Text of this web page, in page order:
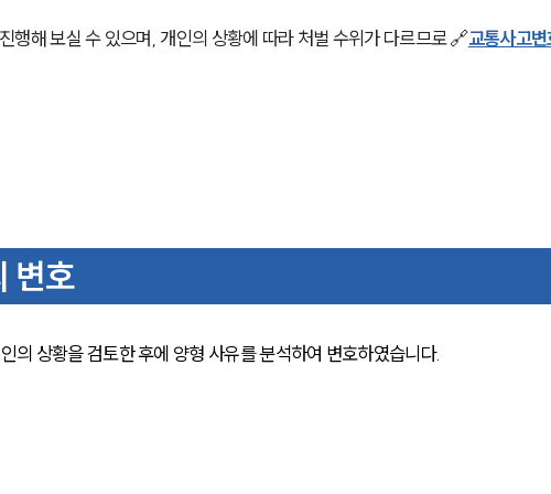
행해 보실 수 있으며, 개인의 상황에 따라 처벌 수위가 다르므로 🔗교통사고
변호
의 상황을 검토한 후에 양형 사유를 분석하여 변호하였습니다.